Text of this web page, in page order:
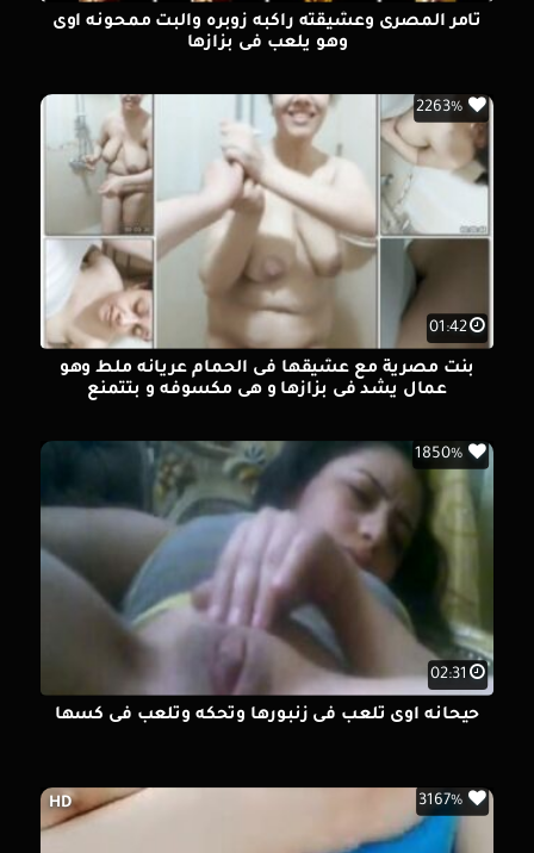
تامر المصرى وعشيقته راكبه زوبره والبت ممحونه اوى
وهو يلعب فى بزازها
01:42
2263%
بنت مصرية مع عشيقها فى الحمام عريانه ملط وهو
عمال يشد فى بزازها و هى مكسوفه و بتتمنع
02:31
1850%
حيحانه اوى تلعب فى زنبورها وتحكه وتلعب فى كسها
HD 3167%